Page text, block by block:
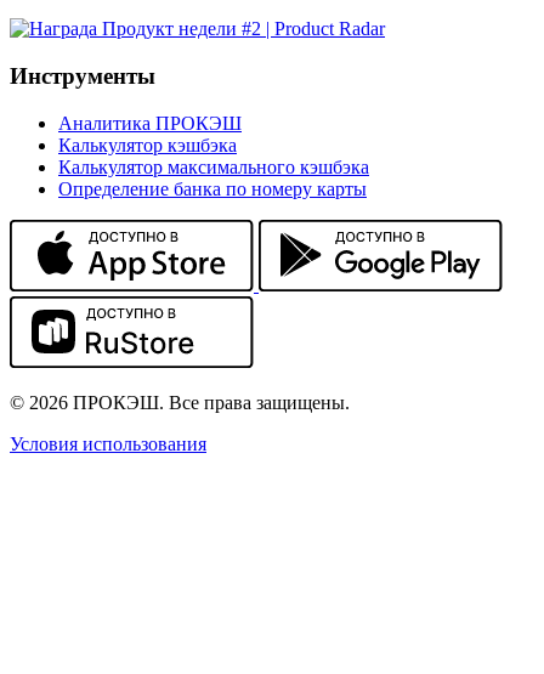
Инструменты
Аналитика ПРОКЭШ
Калькулятор кэшбэка
Калькулятор максимального кэшбэка
Определение банка по номеру карты
© 2026 ПРОКЭШ. Все права защищены.
Условия использования